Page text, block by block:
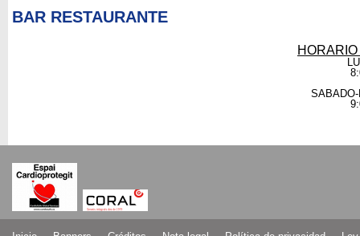
BAR RESTAURANTE